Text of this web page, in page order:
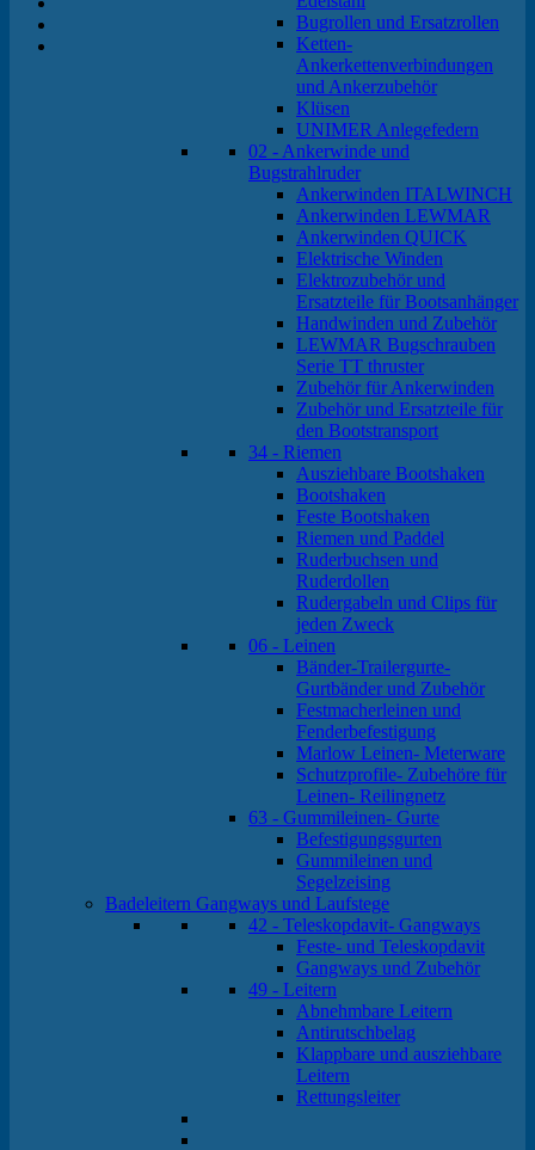
Bugrollen und Ersatzrollen
Ketten-
Ankerkettenverbindungen
und Ankerzubehör
Klüsen
UNIMER Anlegefedern
02 - Ankerwinde und
Bugstrahlruder
Ankerwinden ITALWINCH
Ankerwinden LEWMAR
Ankerwinden QUICK
Elektrische Winden
Elektrozubehör und
Ersatzteile für Bootsanhänger
Handwinden und Zubehör
LEWMAR Bugschrauben
Serie TT thruster
Zubehör für Ankerwinden
Zubehör und Ersatzteile für
den Bootstransport
34 - Riemen
Ausziehbare Bootshaken
Bootshaken
Feste Bootshaken
Riemen und Paddel
Ruderbuchsen und
Ruderdollen
Rudergabeln und Clips für
jeden Zweck
06 - Leinen
Bänder-Trailergurte-
Gurtbänder und Zubehör
Festmacherleinen und
Fenderbefestigung
Marlow Leinen- Meterware
Schutzprofile- Zubehöre für
Leinen- Reilingnetz
63 - Gummileinen- Gurte
Befestigungsgurten
Gummileinen und
Segelzeising
Badeleitern Gangways und Laufstege
42 - Teleskopdavit- Gangways
Feste- und Teleskopdavit
Gangways und Zubehör
49 - Leitern
Abnehmbare Leitern
Antirutschbelag
Klappbare und ausziehbare
Leitern
Rettungsleiter